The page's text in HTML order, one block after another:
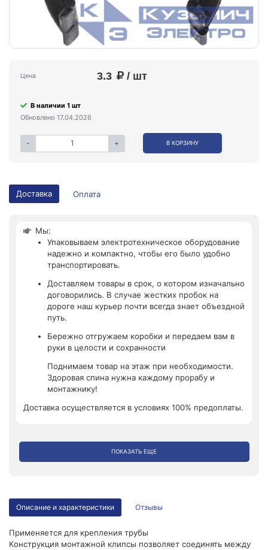
Цена 3.3 / шт
В наличии 1 шт
Обновлено 17.04.2026
- + В КОРЗИНУ
Доставка Оплата
Мы:
Упаковываем электротехническое оборудование
надежно и компактно, чтобы его было удобно
транспортировать.
Доставляем товары в срок, о котором изначально
договорились. В случае жестких пробок на
дороге наш курьер почти всегда знает объездной
путь.
Бережно отгружаем коробки и передаем вам в
руки в целости и сохранности
Поднимаем товар на этаж при необходимости.
Здоровая спина нужна каждому прорабу и
монтажнику!
Доставка осуществляется в условиях 100% предоплаты.
ПОКАЗАТЬ ЕЩЕ
Описание и характеристики Отзывы
Применяется для крепления трубы
Конструкция монтажной клипсы позволяет соединять между